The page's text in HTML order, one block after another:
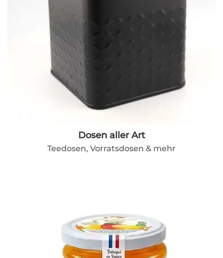
Dosen aller Art
Teedosen, Vorratsdosen & mehr